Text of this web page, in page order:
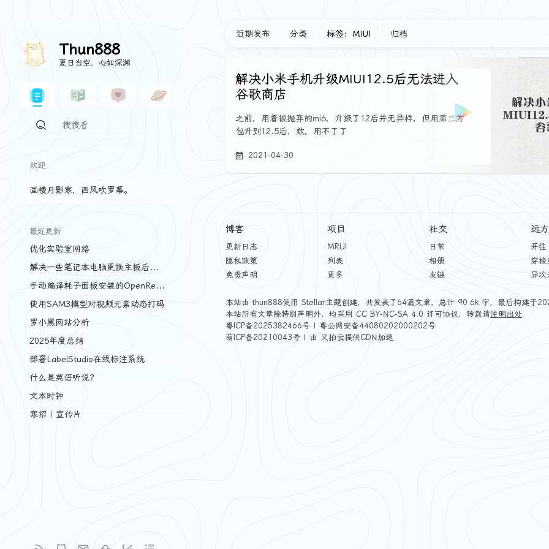
Thun888
夏日当空，心如深渊
欢迎
画楼月影寒，西风吹罗幕。
最近更新
优化实验室网络
解决一些笔记本电脑更换主板后的问题
手动编译耗子面板安装的OpenResty
使用SAM3模型对视频元素动态打码
罗小黑网站分析
2025年度总结
部署LabelStudio在线标注系统
什么是英语听说？
文本时钟
寒招 | 宣传片
近期发布 分类 标签：MIUI 归档
解决小米手机升级MIUI12.5后无法进入
谷歌商店
之前，用着被抛弃的mi6，升级了12后并无异样，但用第三方
包升到12.5后，欸，用不了了
2021-04-30
博客
更新日志
隐私政策
免责声明
项目
MRUI
列表
更多
社交
日常
相册
友链
远方
开往
穿梭
异次
本站由thun888使用 Stellar主题创建，共发表了64篇文章，总计 90.6k 字，最后构建于
本站所有文章除特别声明外，均采用 CC BY-NC-SA 4.0 许可协议，转载请注明出处
粤ICP备2025382466号 | 粤公网安备44080202000202号
萌ICP备20210043号 | 由 又拍云提供CDN加速